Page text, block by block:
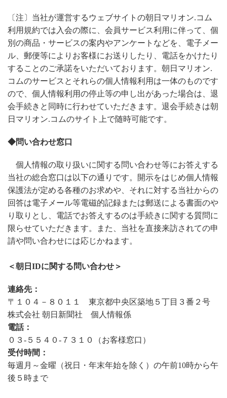
〔注〕当社が運営するウェブサイトの朝日マリオン.コム
利用規約では入会の際に、会員サービス利用に伴って、個
別の商品・サービスの案内やアンケートなどを、電子メー
ル、郵便等によりお客様にお送りしたり、電話をかけたり
することのご承諾をいただいております。朝日マリオン.
コムのサービスとそれらの個人情報利用は一体のものです
ので、個人情報利用の停止等の申し出があった場合は、退
会手続きと同時に行わせていただきます。退会手続きは朝
日マリオン.コムのサイト上で随時可能です。
◆問い合わせ窓口
個人情報の取り扱いに関する問い合わせ等にお答えする
当社の総合窓口は以下の通りです。開示をはじめ個人情報
保護法が定める各種のお求めや、それに対する当社からの
回答は電子メール等電磁的記録または郵送による書面のや
り取りとし、電話でお答えするのは手続きに関する質問に
限らせていただきます。また、当社を直接来訪されての申
請や問い合わせには応じかねます。
＜朝日IDに関する問い合わせ＞
連絡先：
〒１０４－８０１１ 東京都中央区築地５丁目３番２号
株式会社 朝日新聞社 個人情報係
電話：
０３-５５４０-７３１０（お客様窓口）
受付時間：
毎週月～金曜（祝日・年末年始を除く）の午前10時から午
後５時まで